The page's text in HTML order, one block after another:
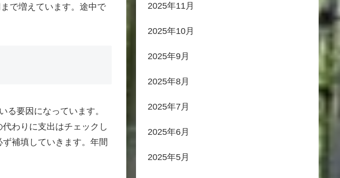
で増えています。途中で
る要因になっています。
わりに支出はチェックし
補填していきます。年間
2025年11月
2025年10月
2025年9月
2025年8月
2025年7月
2025年6月
2025年5月